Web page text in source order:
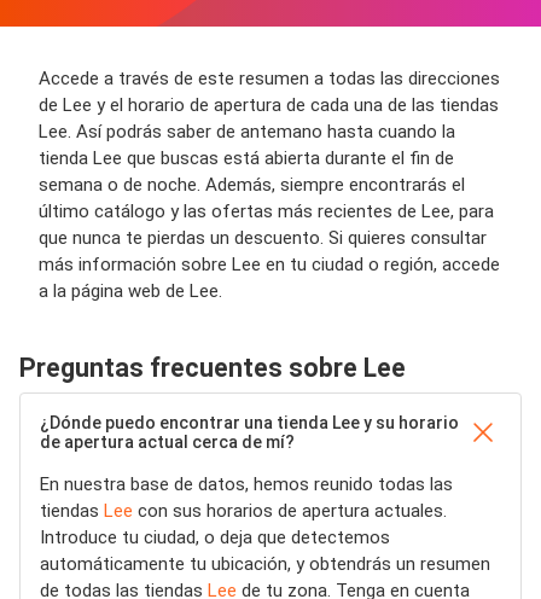
Accede a través de este resumen a todas las direcciones
de Lee y el horario de apertura de cada una de las tiendas
Lee. Así podrás saber de antemano hasta cuando la
tienda Lee que buscas está abierta durante el fin de
semana o de noche. Además, siempre encontrarás el
último catálogo y las ofertas más recientes de Lee, para
que nunca te pierdas un descuento. Si quieres consultar
más información sobre Lee en tu ciudad o región, accede
a la página web de Lee.
Preguntas frecuentes sobre Lee
¿Dónde puedo encontrar una tienda Lee y su horario
de apertura actual cerca de mí?
En nuestra base de datos, hemos reunido todas las
tiendas Lee con sus horarios de apertura actuales.
Introduce tu ciudad, o deja que detectemos
automáticamente tu ubicación, y obtendrás un resumen
de todas las tiendas Lee de tu zona. Tenga en cuenta